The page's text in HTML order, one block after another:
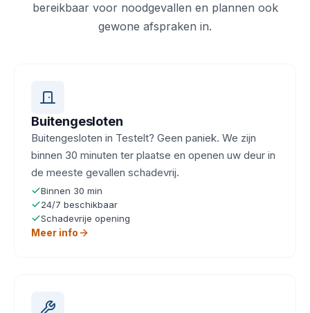
bereikbaar voor noodgevallen en plannen ook
gewone afspraken in.
Buitengesloten
Buitengesloten in Testelt? Geen paniek. We zijn
binnen 30 minuten ter plaatse en openen uw deur in
de meeste gevallen schadevrij.
Binnen 30 min
24/7 beschikbaar
Schadevrije opening
Meer info